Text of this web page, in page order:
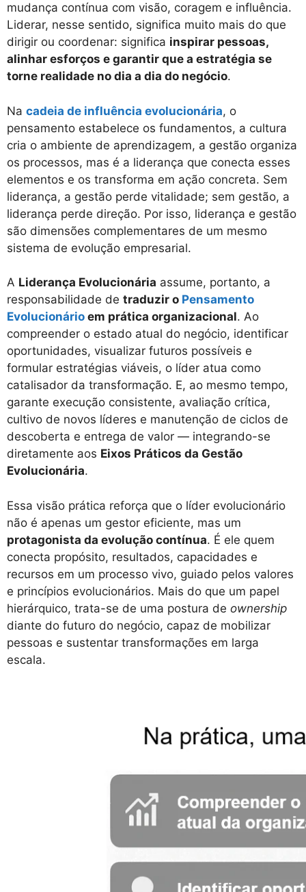
mudança contínua com visão, coragem e influência.
Liderar, nesse sentido, significa muito mais do que
dirigir ou coordenar: significa inspirar pessoas,
alinhar esforços e garantir que a estratégia se
torne realidade no dia a dia do negócio.
Na cadeia de influência evolucionária, o
pensamento estabelece os fundamentos, a cultura
cria o ambiente de aprendizagem, a gestão organiza
os processos, mas é a liderança que conecta esses
elementos e os transforma em ação concreta. Sem
liderança, a gestão perde vitalidade; sem gestão, a
liderança perde direção. Por isso, liderança e gestão
são dimensões complementares de um mesmo
sistema de evolução empresarial.
A Liderança Evolucionária assume, portanto, a
responsabilidade de traduzir o Pensamento
Evolucionário em prática organizacional. Ao
compreender o estado atual do negócio, identificar
oportunidades, visualizar futuros possíveis e
formular estratégias viáveis, o líder atua como
catalisador da transformação. E, ao mesmo tempo,
garante execução consistente, avaliação crítica,
cultivo de novos líderes e manutenção de ciclos de
descoberta e entrega de valor — integrando-se
diretamente aos Eixos Práticos da Gestão
Evolucionária.
Essa visão prática reforça que o líder evolucionário
não é apenas um gestor eficiente, mas um
protagonista da evolução contínua. É ele quem
conecta propósito, resultados, capacidades e
recursos em um processo vivo, guiado pelos valores
e princípios evolucionários. Mais do que um papel
hierárquico, trata-se de uma postura de ownership
diante do futuro do negócio, capaz de mobilizar
pessoas e sustentar transformações em larga
escala.